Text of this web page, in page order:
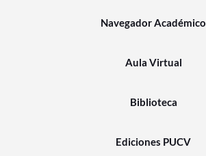
Navegador Académico
Aula Virtual
Biblioteca
Ediciones PUCV